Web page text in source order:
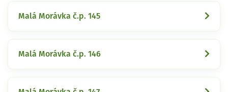
Malá Morávka č.p. 145
Malá Morávka č.p. 146